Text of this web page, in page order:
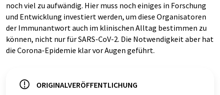
noch viel zu aufwändig. Hier muss noch einiges in Forschung
und Entwicklung investiert werden, um diese Organisatoren
der Immunantwort auch im klinischen Alltag bestimmen zu
können, nicht nur für SARS-CoV-2. Die Notwendigkeit aber hat
die Corona-Epidemie klar vor Augen geführt.
ORIGINALVERÖFFENTLICHUNG